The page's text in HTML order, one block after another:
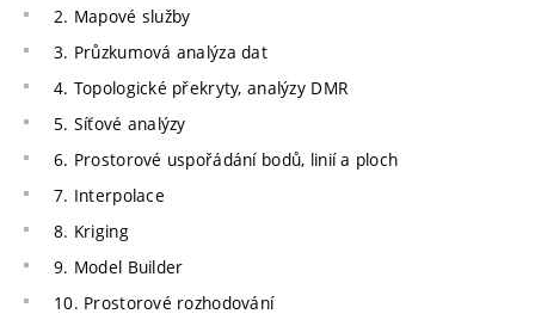
2. Mapové služby
3. Průzkumová analýza dat
4. Topologické překryty, analýzy DMR
5. Síťové analýzy
6. Prostorové uspořádání bodů, linií a ploch
7. Interpolace
8. Kriging
9. Model Builder
10. Prostorové rozhodování